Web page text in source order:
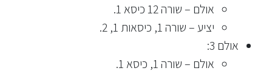
אולם – שורה 12 כיסא 1.
יציע – שורה 1, כיסאות 1, 2.
אולם 3:
אולם – שורה 1, כיסא 1.